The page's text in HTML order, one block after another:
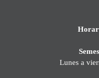
Lunes a